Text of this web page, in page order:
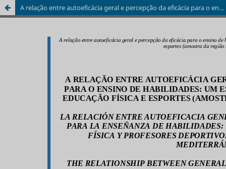
A relação entre autoeficácia geral e percepção da eficácia para o ensino de habilidades